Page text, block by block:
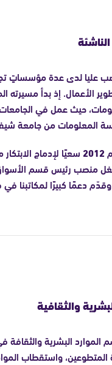
عليا لدى عدة مؤسساتٍ
الأعمال. إذ بدأ
حيث عمل في
المعلومات من جامعة
2012 سعيًا لإدماج
منصب رئيس قسم
دعمًا كبيرًا لمكاتبنا في
والثقافية
الموارد البشرية والثقافة
المتطوعين، واستقطاب